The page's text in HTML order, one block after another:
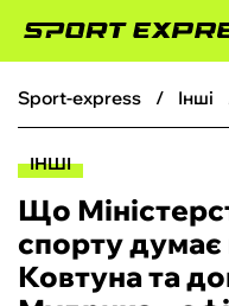
ФУТБОЛ
БОКС
sport-express інші
ІНШІ
Що
спорту
Ковтуна та